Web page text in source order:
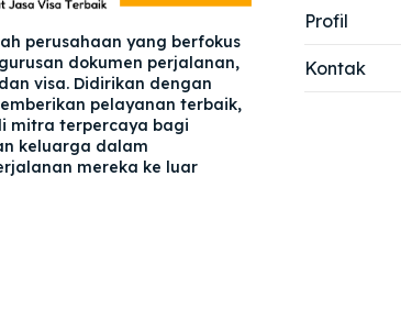
perusahaan yang berfokus
dokumen perjalanan,
visa. Didirikan dengan
pelayanan terbaik,
mitra terpercaya bagi
keluarga dalam
mereka ke luar
Profil
Kontak